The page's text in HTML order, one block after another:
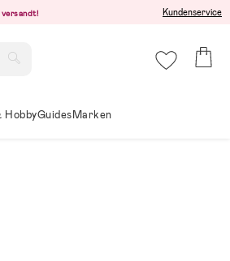
versandt! Kundenservice
HobbyGuidesMarken